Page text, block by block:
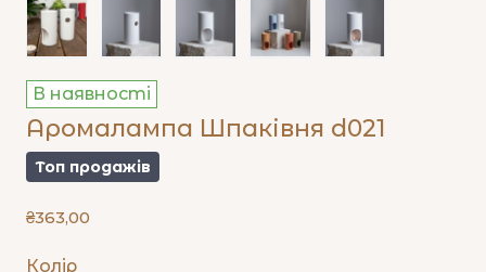
В наявності
Аромалампа Шпаківня d021
Топ продажів
₴363,00
Колір